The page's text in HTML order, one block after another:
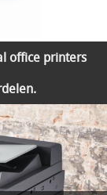
office printers